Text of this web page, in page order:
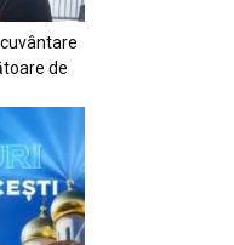
de